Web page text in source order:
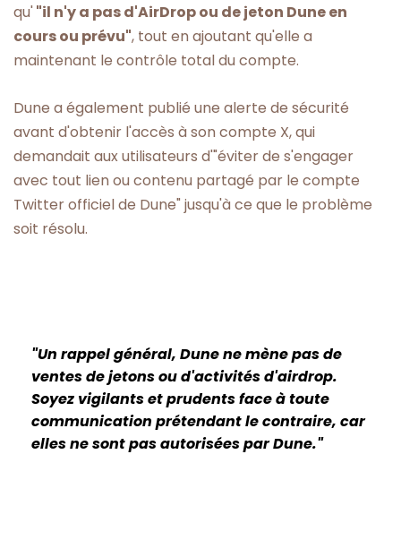
qu'"il n'y a pas d'AirDrop ou de jeton Dune en
cours ou prévu", tout en ajoutant qu'elle a
maintenant le contrôle total du compte.
Dune a également publié une alerte de sécurité
avant d'obtenir l'accès à son compte X, qui
demandait aux utilisateurs d'"éviter de s'engager
avec tout lien ou contenu partagé par le compte
Twitter officiel de Dune" jusqu'à ce que le problème
soit résolu.
"Un rappel général, Dune ne mène pas de
ventes de jetons ou d'activités d'airdrop.
Soyez vigilants et prudents face à toute
communication prétendant le contraire, car
elles ne sont pas autorisées par Dune."